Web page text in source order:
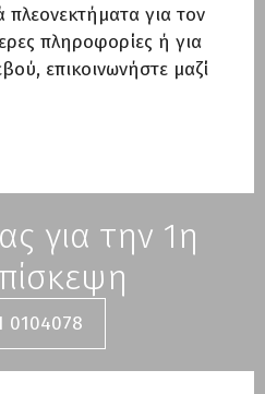
για τον
πληροφορίες ή για
επικοινωνήστε μαζί
για την 1η
0104078